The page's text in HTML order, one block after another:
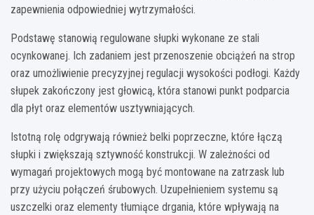
zapewnienia odpowiedniej wytrzymałości.
Podstawę stanowią regulowane słupki wykonane ze stali
ocynkowanej. Ich zadaniem jest przenoszenie obciążeń na strop
oraz umożliwienie precyzyjnej regulacji wysokości podłogi. Każdy
słupek zakończony jest głowicą, która stanowi punkt podparcia
dla płyt oraz elementów usztywniających.
Istotną rolę odgrywają również belki poprzeczne, które łączą
słupki i zwiększają sztywność konstrukcji. W zależności od
wymagań projektowych mogą być montowane na zatrzask lub
przy użyciu połączeń śrubowych. Uzupełnieniem systemu są
uszczelki oraz elementy tłumiące drgania, które wpływają na